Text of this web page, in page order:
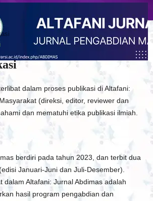
dalam proses publikasi di Altafani:
(direksi, editor, reviewer dan
dan mematuhi etika publikasi ilmiah.
berdiri pada tahun 2023, dan terbit dua
Januari-Juni dan Juli-Desember).
dalam Altafani: Jurnal Abdimas adalah
hasil program pengabdian dan